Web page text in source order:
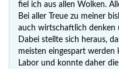
fiel ich aus allen Wolken.
Bei aller Treue zu meiner
auch wirtschaftlich denken
Dabei stellte sich heraus,
meisten eingespart werden
Labor und konnte daher